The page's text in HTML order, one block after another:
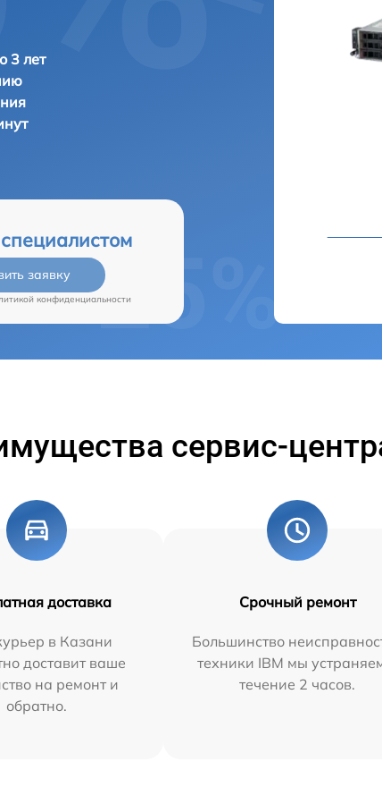
3 лет
заявку
конфиденциальности
сервис-
доставка
в Казани
доставит ваше
на ремонт и
обратно.
Срочный ремонт
Большинство
техники IBM мы
течение 2 часов.